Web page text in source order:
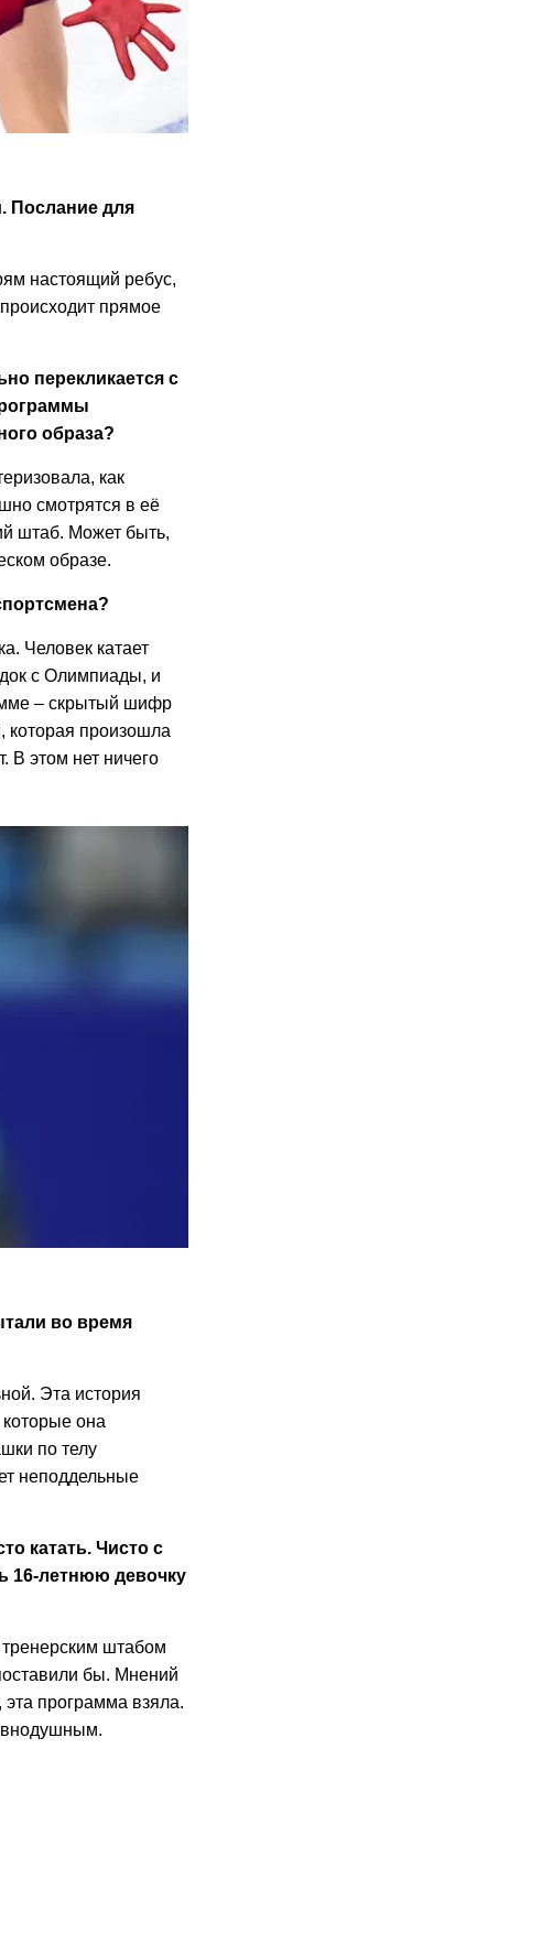
Послание для
настоящий ребус,
прямое
перекликается с
образа?
как
смотрятся в её
штаб. Может быть,
образе.
Человек катает
с Олимпиады, и
– скрытый шифр
которая произошла
В этом нет ничего
во время
Эта история
она
по телу
неподдельные
катать. Чисто с
16-летнюю девочку
штабом
бы. Мнений
программа взяла.